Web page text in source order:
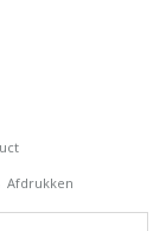
Afdrukken